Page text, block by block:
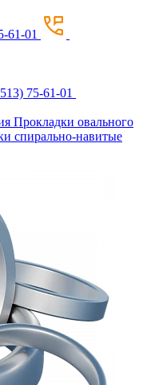
61-01
75-61-01
Прокладки овального
спирально-навитые